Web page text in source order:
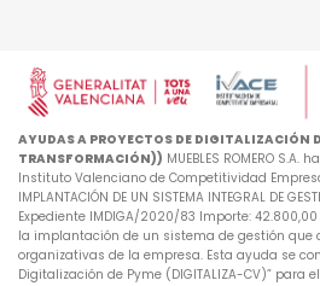
AYUDAS A PROYECTOS DE DIGITALIZACIÓN
TRANSFORMACIÓN)) MUEBLES ROMERO
Instituto Valenciano de Competitividad
IMPLANTACIÓN DE UN SISTEMA INTEGRAL DE
Expediente IMDIGA/2020/83 Importe:
la implantación de un sistema de gestión que
organizativas de la empresa. Esta ayuda se
Digitalización de Pyme (DIGITALIZA-CV)” para